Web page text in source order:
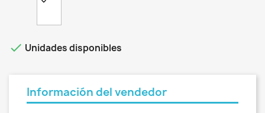
 Unidades disponibles
Información del vendedor